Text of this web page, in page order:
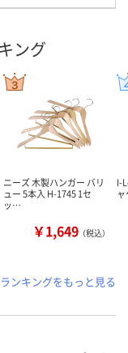
ング
ニーズ 木製ハンガー バリ
ュー 5本入 H-1745 1セ
ッ…
￥1,649 （税込）
I-
ランキングをもっと見る